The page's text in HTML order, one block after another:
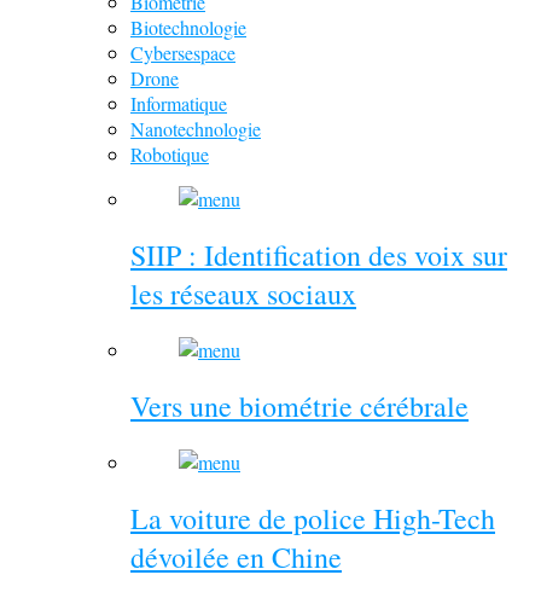
Biotechnologie
Cybersespace
Drone
Informatique
Nanotechnologie
Robotique
SIIP : Identification des voix sur
les réseaux sociaux
Vers une biométrie cérébrale
La voiture de police High-Tech
dévoilée en Chine